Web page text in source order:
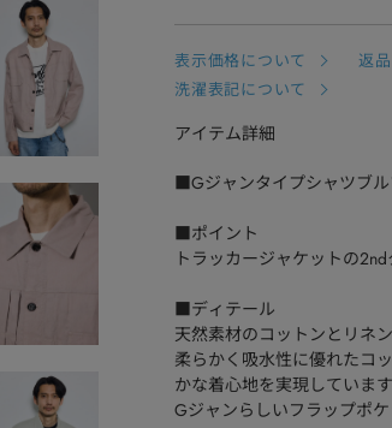
表示価格について 返
洗濯表記について
アイテム詳細
■Gジャンタイプシャツブ
■ポイント
トラッカージャケットの
■ディテール
天然素材のコットンとリネ
柔らかく吸水性に優れたコ
かな着心地を実現しています
Gジャンらしいフラップポ